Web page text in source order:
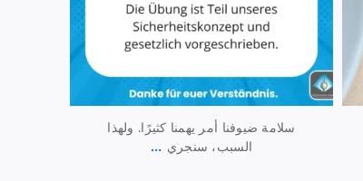
سلامة ضيوفنا أمر يهمنا كثيرًا. ولهذا
السبب، سنجري ...